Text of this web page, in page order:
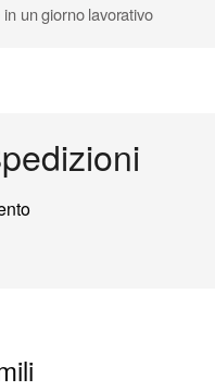
un giorno lavorativo